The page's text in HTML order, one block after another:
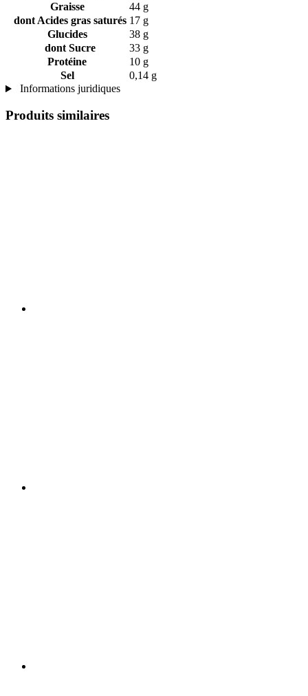
Graisse
44 g
dont Acides gras saturés 17 g
Glucides
38 g
dont Sucre
33 g
Protéine
10 g
Sel
0,14 g
Informations juridiques
Produits similaires